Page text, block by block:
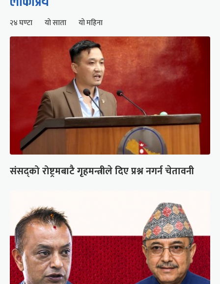
२४ घण्टा यो साता यो महिना
संसद्को रोष्ट्रमबाटै गृहमन्त्रीले दिए प्रश्न नगर्न चेतावनी